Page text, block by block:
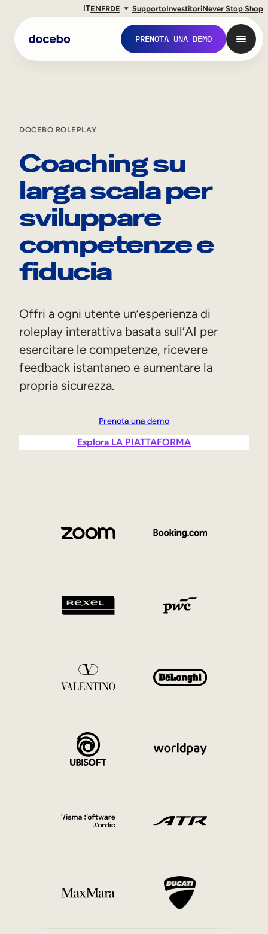
ITENFRDE SupportoInvestitoriNever Stop Shop
PRENOTA UNA DEMO
Formazione interna
Onboarding dei dipendenti
Sviluppo delle competenze
Formazione sulla compliance
Formazione frontline
Formazione esterna
Customer Education
Formazione per associazioni e membri
Mobilità interna
DOCEBO ROLEPLAY
Coaching su
larga scala per
sviluppare
competenze e
fiducia
Offri a ogni utente un’esperienza di
roleplay interattiva basata sull’AI per
esercitare le competenze, ricevere
feedback istantaneo e aumentare la
propria sicurezza.
Prenota una demo
Esplora LA PIATTAFORMA